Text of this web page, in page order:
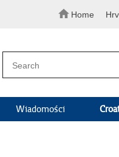
Home
Wiadomości